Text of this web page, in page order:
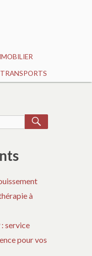
TRANSPORTS
à
service
pour vos